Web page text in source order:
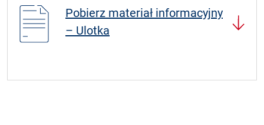
Pobierz materiał informacyjny
– Ulotka